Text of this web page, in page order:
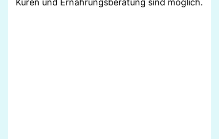
Kuren und Ernährungsberatung sind möglich.